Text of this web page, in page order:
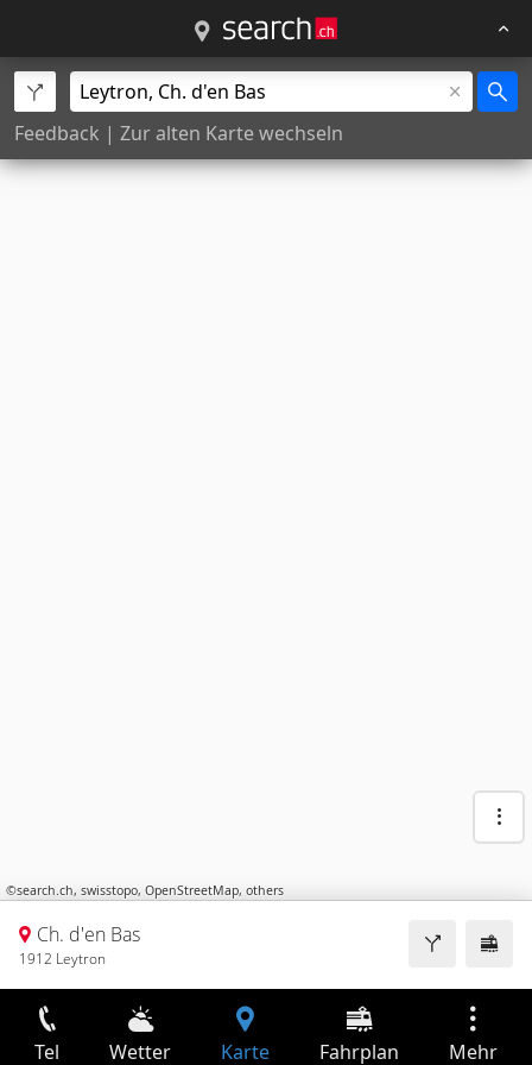
Feedback | Zur alten Karte wechseln
©search.ch, swisstopo, OpenStreetMap, others
Ch. d'en Bas
1912 Leytron
Tel Wetter Karte Fahrplan Mehr